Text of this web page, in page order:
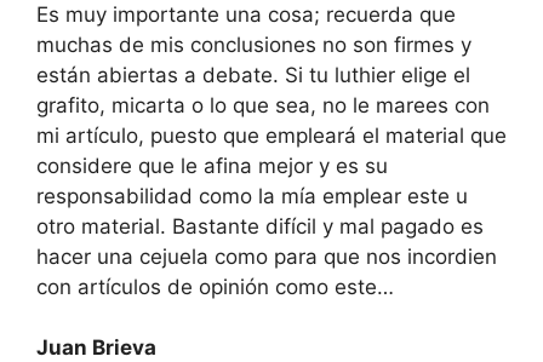
Es muy importante una cosa; recuerda que
muchas de mis conclusiones no son firmes y
están abiertas a debate. Si tu luthier elige el
grafito, micarta o lo que sea, no le marees con
mi artículo, puesto que empleará el material que
considere que le afina mejor y es su
responsabilidad como la mía emplear este u
otro material. Bastante difícil y mal pagado es
hacer una cejuela como para que nos incordien
con artículos de opinión como este…
Juan Brieva